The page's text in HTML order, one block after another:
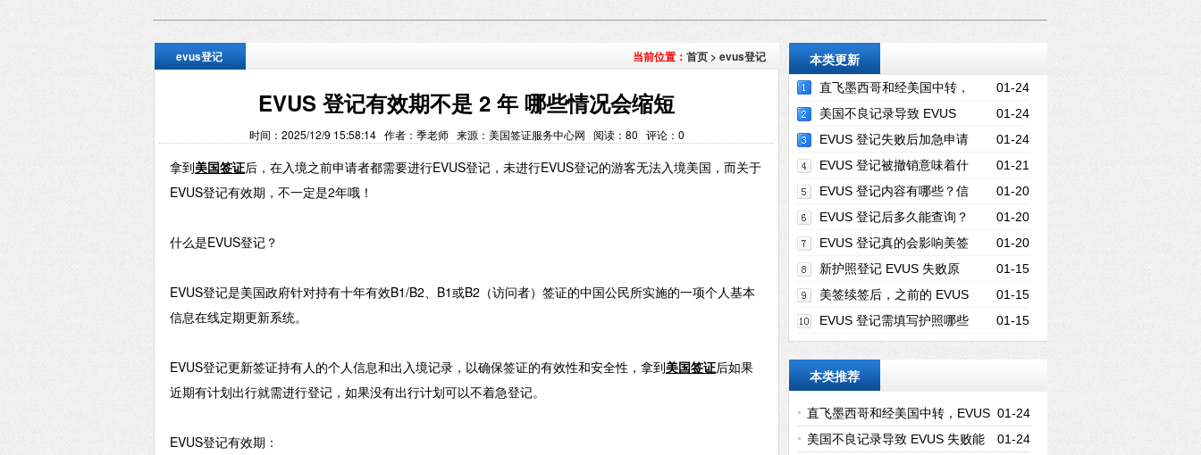
evus登记 当前位置： 首页 > evus登记
EVUS 登记有效期不是 2 年 哪些情况会缩短
时间：2025/12/9 15:58:14 作者：季老师 来源：美国签证服务中心网 阅读： 80 评论： 0
拿到美国签证后，在入境之前申请者都需要进行EVUS登记，未进行EVUS登记的游客无法入境美国，而关于
EVUS登记有效期，不一定是2年哦！
什么是EVUS登记？
EVUS登记是美国政府针对持有十年有效B1/B2、B1或B2（访问者）签证的中国公民所实施的一项个人基本
信息在线定期更新系统。
EVUS登记更新签证持有人的个人信息和出入境记录，以确保签证的有效性和安全性，拿到美国签证后如果
近期有计划出行就需进行登记，如果没有出行计划可以不着急登记。
EVUS登记有效期：
本类更新
01-24
直飞墨西哥和经美国中转，
EVUS 要求有何不同？ 01-24
美国不良记录导致 EVUS
失败能解决吗？怎么处理？ 01-24
EVUS 登记失败后加急申请
新签证需要准备哪些材料？ 01-21
EVUS 登记被撤销意味着什
么？签证还能继续使用吗？ 01-20
EVUS 登记内容有哪些？信
息变更是否会导致登记失效？ 01-20
EVUS 登记后多久能查询？
忘记信息如何找回登记记录？ 01-20
EVUS 登记真的会影响美签
有效性吗？哪些情况要特别小心？ 01-15
新护照登记 EVUS 失败原
因有哪些？挂失旧护照算吗？ 01-15
美签续签后，之前的 EVUS
登记还能用吗？需更新吗？ 01-15
EVUS 登记需填写护照哪些
信息？有效期要求多久？
本类推荐
01-24
直飞墨西哥和经美国中转，EVUS
要求有何不同？ 01-24
美国不良记录导致 EVUS 失败能